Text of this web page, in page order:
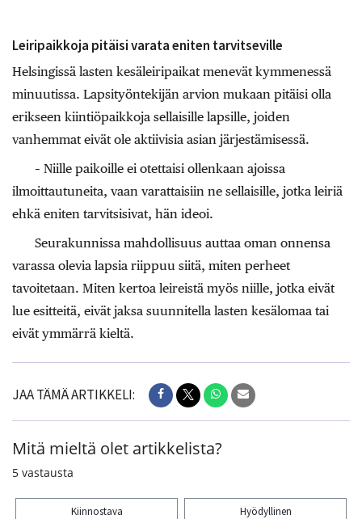
Leiripaikkoja pitäisi varata eniten tarvitseville
Helsingissä lasten kesäleiripaikat menevät kymmenessä
minuutissa. Lapsityöntekijän arvion mukaan pitäisi olla
erikseen kiintiöpaikkoja sellaisille lapsille, joiden
vanhemmat eivät ole aktiivisia asian järjestämisessä.
– Niille paikoille ei otettaisi ollenkaan ajoissa
ilmoittautuneita, vaan varattaisiin ne sellaisille, jotka leiriä
ehkä eniten tarvitsisivat, hän ideoi.
Seurakunnissa mahdollisuus auttaa oman onnensa
varassa olevia lapsia riippuu siitä, miten perheet
tavoitetaan. Miten kertoa leireistä myös niille, jotka eivät
lue esitteitä, eivät jaksa suunnitella lasten kesälomaa tai
eivät ymmärrä kieltä.
JAA TÄMÄ ARTIKKELI:
Mitä mieltä olet artikkelista?
5 vastausta
Kiinnostava Hyödyllinen